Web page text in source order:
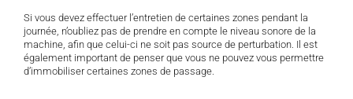
Si vous devez effectuer l’entretien de certaines zones pendant la
journée, n’oubliez pas de prendre en compte le niveau sonore de la
machine, afin que celui-ci ne soit pas source de perturbation. Il est
également important de penser que vous ne pouvez vous permettre
d’immobiliser certaines zones de passage.